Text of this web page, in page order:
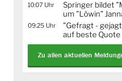
10:07 Uhr
Springer bildet
um "Löwin"
09:25 Uhr
"Gefragt -
auf beste
Zu allen aktuellen